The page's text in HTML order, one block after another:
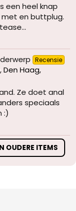
een heel knap
met en buttplug.
Recensie
Den Haag,
Ze doet anal
speciaals
:)
OUDERE ITEMS